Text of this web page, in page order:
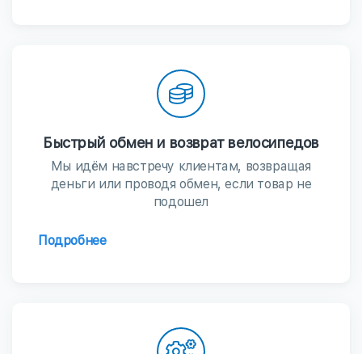
Быстрый обмен и возврат велосипедов
Мы идём навстречу клиентам, возвращая
деньги или проводя обмен, если товар не
подошел
Подробнее